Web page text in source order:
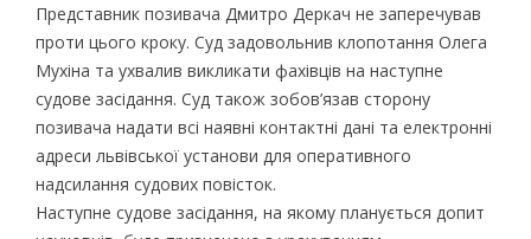
Представник позивача Дмитро Деркач не заперечував
проти цього кроку. Суд задовольнив клопотання Олега
Мухіна та ухвалив викликати фахівців на наступне
судове засідання. Суд також зобов’язав сторону
позивача надати всі наявні контактні дані та електронні
адреси львівської установи для оперативного
надсилання судових повісток.
Наступне судове засідання, на якому планується допит